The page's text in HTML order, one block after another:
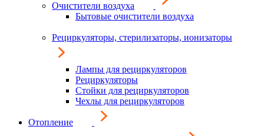
Очистители воздуха
Бытовые очистители воздуха
Рециркуляторы, стерилизаторы, ионизаторы
Лампы для рециркуляторов
Рециркуляторы
Стойки для рециркуляторов
Чехлы для рециркуляторов
Отопление